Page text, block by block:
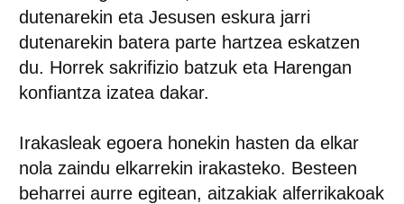
dutenarekin eta Jesusen eskura jarri
dutenarekin batera parte hartzea eskatzen
du. Horrek sakrifizio batzuk eta Harengan
konfiantza izatea dakar.
Irakasleak egoera honekin hasten da elkar
nola zaindu elkarrekin irakasteko. Besteen
beharrei aurre egitean, aitzakiak alferrikakoak